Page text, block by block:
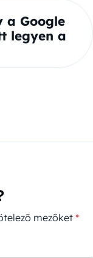
Google
legyen a
mezőket*